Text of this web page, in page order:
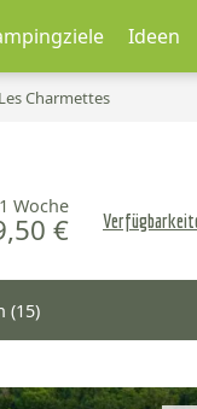
Ideen
Charmettes
Woche
€
(15)